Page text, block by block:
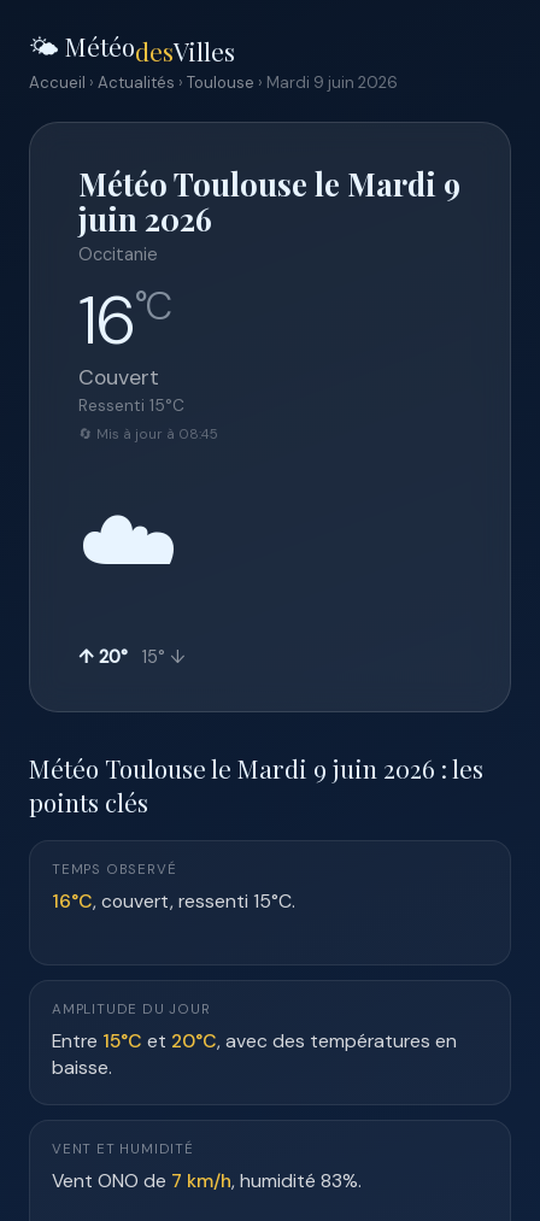
🌤️ MétéodesVilles
Accueil › Actualités › Toulouse › Mardi 9 juin 2026
Météo Toulouse le Mardi 9
juin 2026
Occitanie
16°C
Couvert
Ressenti 15°C
🔄 Mis à jour à 08:45
☁️
↑ 20° 15° ↓
Météo Toulouse le Mardi 9 juin 2026 : les
points clés
TEMPS OBSERVÉ
16°C, couvert, ressenti 15°C.
AMPLITUDE DU JOUR
Entre 15°C et 20°C, avec des températures en
baisse.
VENT ET HUMIDITÉ
Vent ONO de 7 km/h, humidité 83%.